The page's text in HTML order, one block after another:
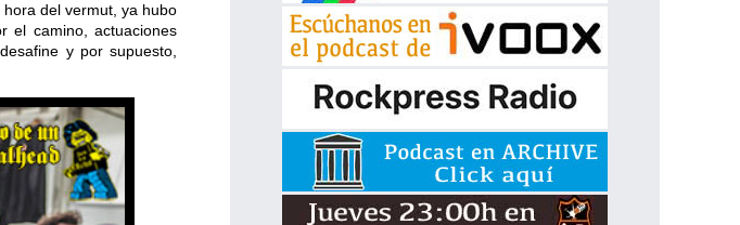
del vermut, ya hubo
el camino, actuaciones
y por supuesto,